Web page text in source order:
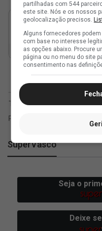
SuperVasco
partilhadas com 544
este site. Nós e os nossos
geolocalização precisos.
Alguns fornecedores
com base no interesse
as opções abaixo. Procure
página ou no menu do site
consentimento nas